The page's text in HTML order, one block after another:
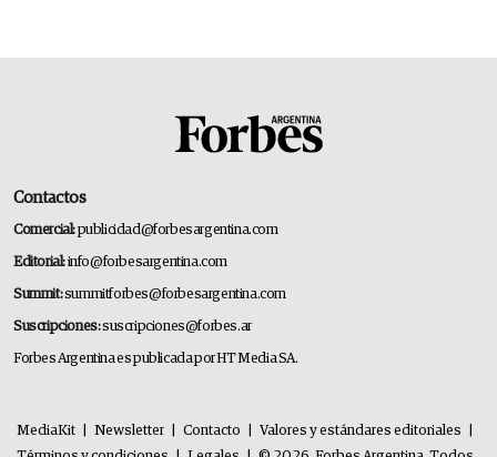
Contactos
Comercial:publicidad@forbesargentina.com
Editorial:info@forbesargentina.com
Summit:summitforbes@forbesargentina.com
Suscripciones:suscripciones@forbes.ar
Forbes Argentina es publicada por HT Media SA.
MediaKit Newsletter Contacto Valores y estándares editoriales